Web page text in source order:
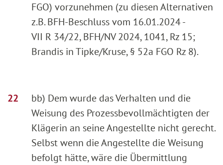
FGO) vorzunehmen (zu diesen Alternativen
z.B. BFH-Beschluss vom 16.01.2024 -
VII R 34/22, BFH/NV 2024, 1041, Rz 15;
Brandis in Tipke/Kruse, § 52a FGO Rz 8).
bb) Dem wurde das Verhalten und die
Weisung des Prozessbevollmächtigten der
Klägerin an seine Angestellte nicht gerecht.
Selbst wenn die Angestellte die Weisung
befolgt hätte, wäre die Übermittlung